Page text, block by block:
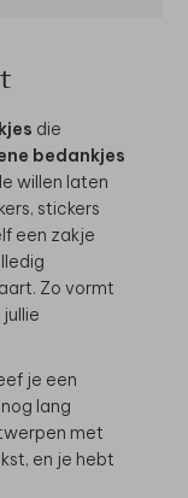
die
bedankjes
willen laten
stickers
een zakje
Zo vormt
je een
lang
met
en je hebt